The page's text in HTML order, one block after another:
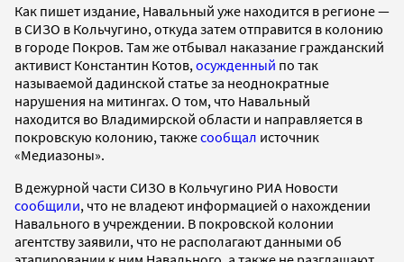
Как пишет издание, Навальный уже находится в регионе —
в СИЗО в Кольчугино, откуда затем отправится в колонию
в городе Покров. Там же отбывал наказание гражданский
активист Константин Котов, осужденный по так
называемой дадинской статье за неоднократные
нарушения на митингах. О том, что Навальный
находится во Владимирской области и направляется в
покровскую колонию, такжесообщал источник
«Медиазоны».
В дежурной части СИЗО в Кольчугино РИА Новости
сообщили, что не владеют информацией о нахождении
Навального в учреждении. В покровской колонии
агентству заявили, что не располагают данными об